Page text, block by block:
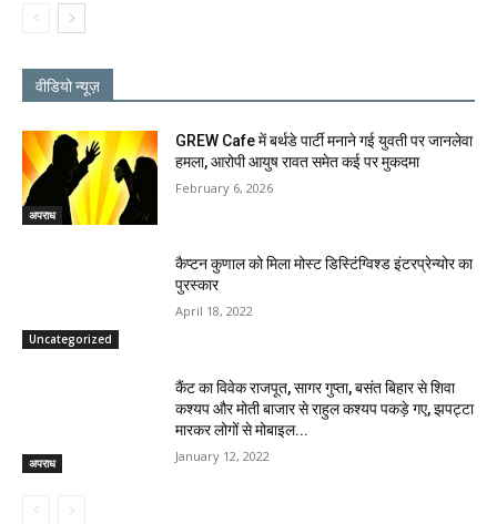
वीडियो न्यूज़
अपराध
GREW Cafe में बर्थडे पार्टी मनाने गई युवती पर जानलेवा
हमला, आरोपी आयुष रावत समेत कई पर मुकदमा
February 6, 2026
Uncategorized
कैप्टन कुणाल को मिला मोस्ट डिस्टिंग्विश्ड इंटरप्रेन्योर का
पुरस्कार
April 18, 2022
अपराध
कैंट का विवेक राजपूत, सागर गुप्ता, बसंत बिहार से शिवा
कश्यप और मोती बाजार से राहुल कश्यप पकड़े गए, झपट्टा
मारकर लोगों से मोबाइल...
January 12, 2022